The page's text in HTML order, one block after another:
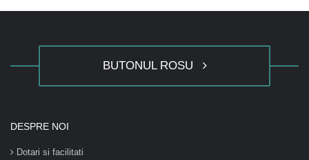
BUTONUL ROSU
DESPRE NOI
Dotari si facilitati